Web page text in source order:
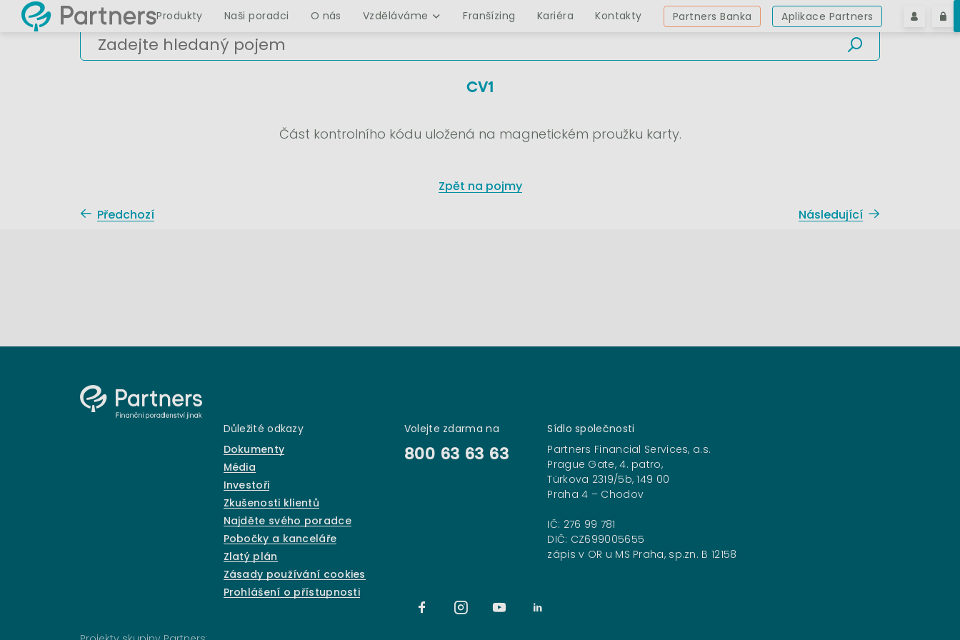
Produkty Naši poradci O nás Vzděláváme Franšízing Kariéra Kontakty Partners Banka Aplikace Partners
CV1
Část kontrolního kódu uložená na magnetickém proužku karty.
Zpět na pojmy
Předchozí
Následující
Důležité odkazy
Dokumenty
Média
Investoři
Zkušenosti klientů
Najděte svého poradce
Pobočky a kanceláře
Zlatý plán
Zásady používání cookies
Prohlášení o přístupnosti
Volejte zdarma na
800 63 63 63
Sídlo společnosti
Partners Financial Services, a.s.
Prague Gate, 4. patro,
Türkova 2319/5b, 149 00
Praha 4 – Chodov
IČ: 276 99 781
DIČ: CZ699005655
zápis v OR u MS Praha, sp.zn. B 12158